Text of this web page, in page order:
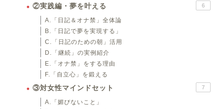
②実践編・夢を叶える 6
A.「日記＆オナ禁」全体論
B.「日記で夢を実現する」
C.「日記のための朝」活用
D.「継続」の実例紹介
E.「オナ禁」をする理由
F.「自立心」を鍛える
③対女性マインドセット 7
A.「媚びないこと」